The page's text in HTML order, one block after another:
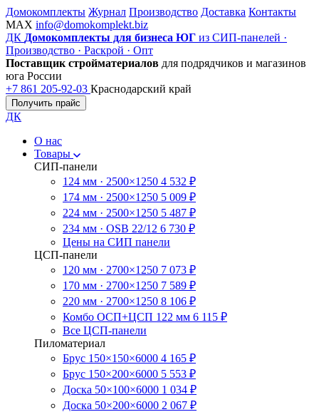
Домокомплекты Журнал Производство Доставка Контакты
MAX info@domokomplekt.biz
ДК Домокомплекты для бизнеса ЮГ из СИП-панелей ·
Производство · Раскрой · Опт
Поставщик стройматериалов для подрядчиков и магазинов
юга России
+7 861 205-92-03 Краснодарский край
Получить прайс
ДК
О нас
Товары
СИП-панели
124 мм · 2500×1250 4 532 ₽
174 мм · 2500×1250 5 009 ₽
224 мм · 2500×1250 5 487 ₽
234 мм · OSB 22/12 6 730 ₽
Цены на СИП панели
ЦСП-панели
120 мм · 2700×1250 7 073 ₽
170 мм · 2700×1250 7 589 ₽
220 мм · 2700×1250 8 106 ₽
Комбо ОСП+ЦСП 122 мм 6 115 ₽
Все ЦСП-панели
Пиломатериал
Брус 150×150×6000 4 165 ₽
Брус 150×200×6000 5 553 ₽
Доска 50×100×6000 1 034 ₽
Доска 50×200×6000 2 067 ₽